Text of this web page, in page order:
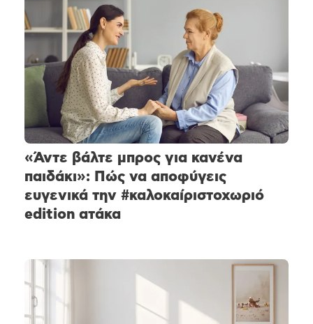
«Άντε βάλτε μπρος για κανένα
παιδάκι»: Πώς να αποφύγεις
ευγενικά την #καλοκαίριστοχωριό
edition ατάκα